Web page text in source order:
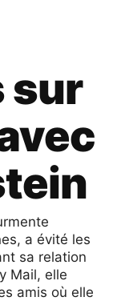
sur
a évité les
sa relation
Mail, elle
amis où elle